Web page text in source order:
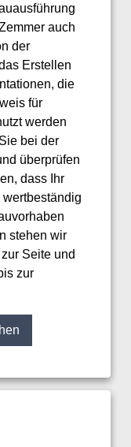
auch
der
Erstellen
die
für
werden
bei der
überprüfen
dass Ihr
stehen wir
Seite und
zur